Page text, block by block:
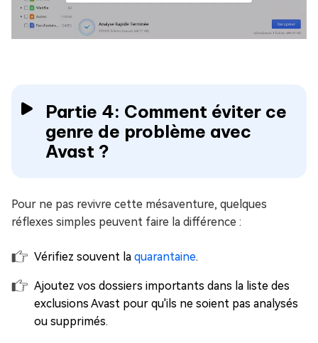
Partie 4: Comment éviter ce
genre de problème avec
Avast ?
Pour ne pas revivre cette mésaventure, quelques
réflexes simples peuvent faire la différence :
Vérifiez souvent la quarantaine.
Ajoutez vos dossiers importants dans la liste des
exclusions Avast pour qu'ils ne soient pas analysés
ou supprimés.